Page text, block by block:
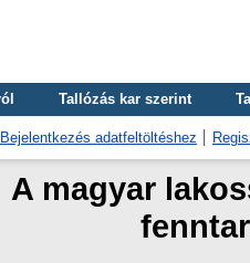
Tallózás kar szerint
Bejelentkezés adatfeltöltéshez
A magyar